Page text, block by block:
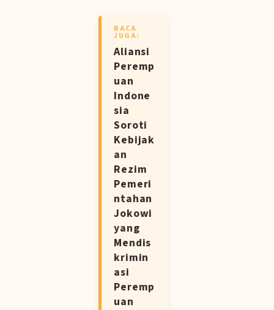
BACA
JUGA:
Aliansi
Peremp
uan
Indone
sia
Soroti
Kebijak
an
Rezim
Pemeri
ntahan
Jokowi
yang
Mendis
krimin
asi
Peremp
uan